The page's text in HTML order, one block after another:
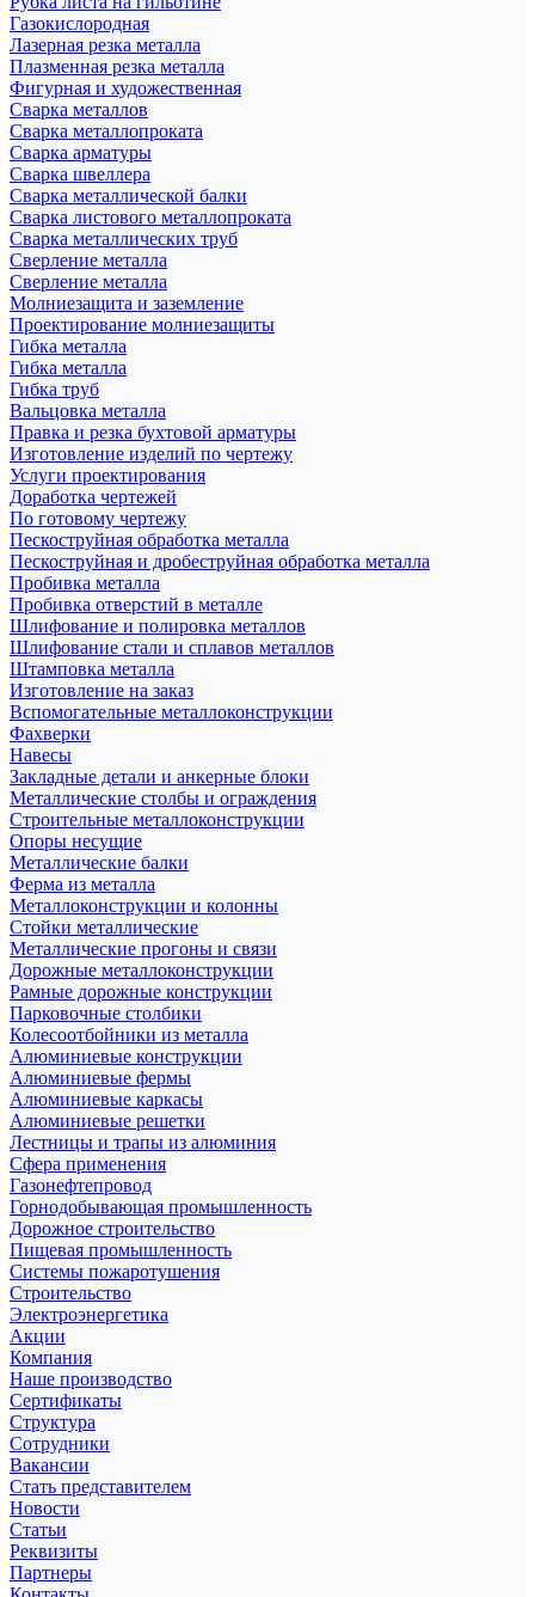
Газокислородная
Лазерная резка металла
Плазменная резка металла
Фигурная и художественная
Сварка металлов
Сварка металлопроката
Сварка арматуры
Сварка швеллера
Сварка металлической балки
Сварка листового металлопроката
Сварка металлических труб
Сверление металла
Сверление металла
Молниезащита и заземление
Проектирование молниезащиты
Гибка металла
Гибка металла
Гибка труб
Вальцовка металла
Правка и резка бухтовой арматуры
Изготовление изделий по чертежу
Услуги проектирования
Доработка чертежей
По готовому чертежу
Пескоструйная обработка металла
Пескоструйная и дробеструйная обработка металла
Пробивка металла
Пробивка отверстий в металле
Шлифование и полировка металлов
Шлифование стали и сплавов металлов
Штамповка металла
Изготовление на заказ
Вспомогательные металлоконструкции
Фахверки
Навесы
Закладные детали и анкерные блоки
Металлические столбы и ограждения
Строительные металлоконструкции
Опоры несущие
Металлические балки
Ферма из металла
Металлоконструкции и колонны
Стойки металлические
Металлические прогоны и связи
Дорожные металлоконструкции
Рамные дорожные конструкции
Парковочные столбики
Колесоотбойники из металла
Алюминиевые конструкции
Алюминиевые фермы
Алюминиевые каркасы
Алюминиевые решетки
Лестницы и трапы из алюминия
Сфера применения
Газонефтепровод
Горнодобывающая промышленность
Дорожное строительство
Пищевая промышленность
Системы пожаротушения
Строительство
Электроэнергетика
Акции
Компания
Наше производство
Сертификаты
Структура
Сотрудники
Вакансии
Стать представителем
Новости
Статьи
Реквизиты
Партнеры